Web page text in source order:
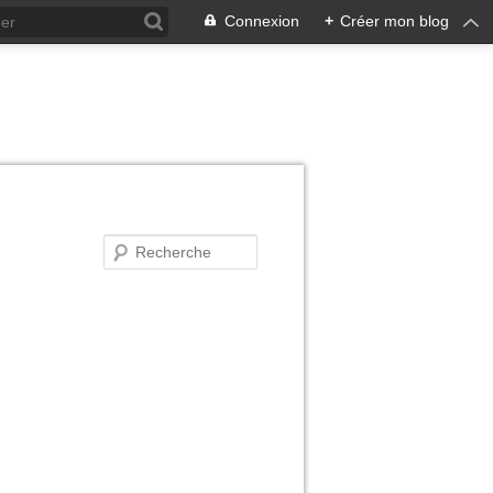
Connexion + Créer mon blog